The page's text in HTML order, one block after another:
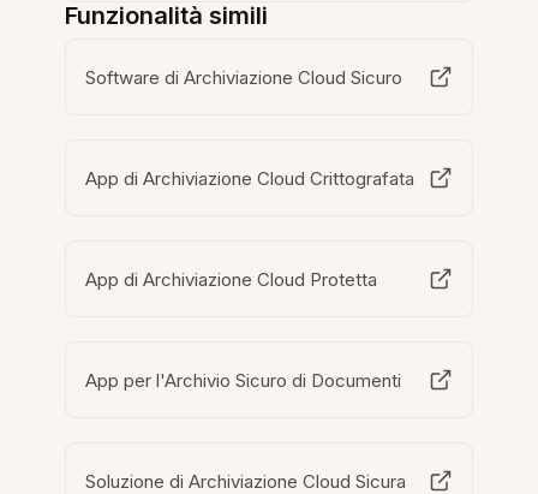
Funzionalità simili
Software di Archiviazione Cloud Sicuro
App di Archiviazione Cloud Crittografata
App di Archiviazione Cloud Protetta
App per l'Archivio Sicuro di Documenti
Soluzione di Archiviazione Cloud Sicura